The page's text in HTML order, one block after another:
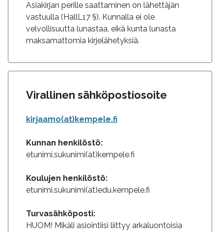
Asiakirjan perille saattaminen on lähettäjän
vastuulla (HallL17 §). Kunnalla ei ole
velvollisuutta lunastaa, eikä kunta lunasta
maksamattomia kirjelähetyksiä.
Virallinen sähköpostiosoite
kirjaamo(at)kempele.fi
Kunnan henkilöstö:
etunimi.sukunimi(at)kempele.fi
Koulujen henkilöstö:
etunimi.sukunimi(at)edu.kempele.fi
Turvasähköposti:
HUOM! Mikäli asiointiisi liittyy arkaluontoisia